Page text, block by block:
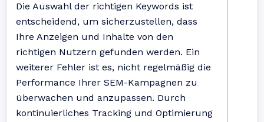
Die Auswahl der richtigen Keywords ist
entscheidend, um sicherzustellen, dass
Ihre Anzeigen und Inhalte von den
richtigen Nutzern gefunden werden. Ein
weiterer Fehler ist es, nicht regelmäßig die
Performance Ihrer SEM-Kampagnen zu
überwachen und anzupassen. Durch
kontinuierliches Tracking und Optimierung